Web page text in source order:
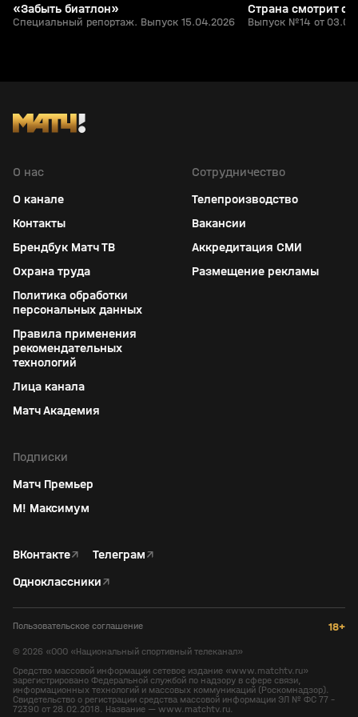
«Забыть биатлон»
Специальный репортаж. Выпуск 15.04.2026
Страна смотрит
Выпуск №14 от
О нас
О канале
Контакты
Брендбук Матч ТВ
Охрана труда
Политика обработки
персональных данных
Правила применения
рекомендательных
технологий
Лица канала
Матч Академия
Сотрудничество
Телепроизводство
Вакансии
Аккредитация СМИ
Размещение рекламы
Подписки
Матч Премьер
М! Максимум
ВКонтакте↗ Телеграм↗
Одноклассники↗
Пользовательское соглашение 18+
© 2026 «ООО «Национальный спортивный телеканал»
Средство массовой информации сетевое издание «www.matchtv.ru»
зарегистрировано Федеральной службой по надзору в сфере связи,
информационных технологий и массовых коммуникаций (Роскомнадзор).
Свидетельство о регистрации средства массовой информации ЭЛ № ФС 77 -
72390 от 28.02.2018. Название — www.matchtv.ru.